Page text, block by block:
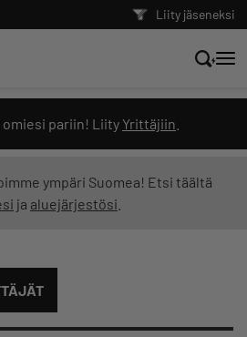
Liity jäseneksi
omiesi pariin! Liity Yrittäjiin
ympäri Suomea! Etsi täältä
ja aluejärjestösi
kysy suoraan
näytä kaikki sisältö